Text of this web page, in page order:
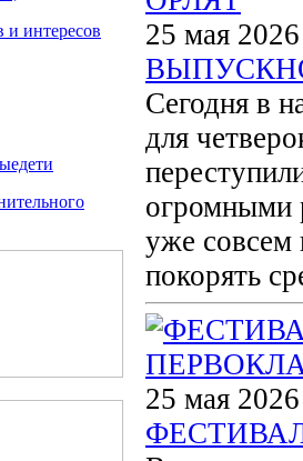
25 мая 2026
Сегодня в
для
огромными
уже совсем
покорять
25 мая 2026